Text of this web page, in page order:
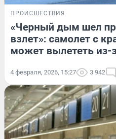
ПРОИСШЕСТВИЯ
«Черный дым шел
взлет»: самолет с
может вылететь из-
4 февраля, 2026, 15:27 3 942